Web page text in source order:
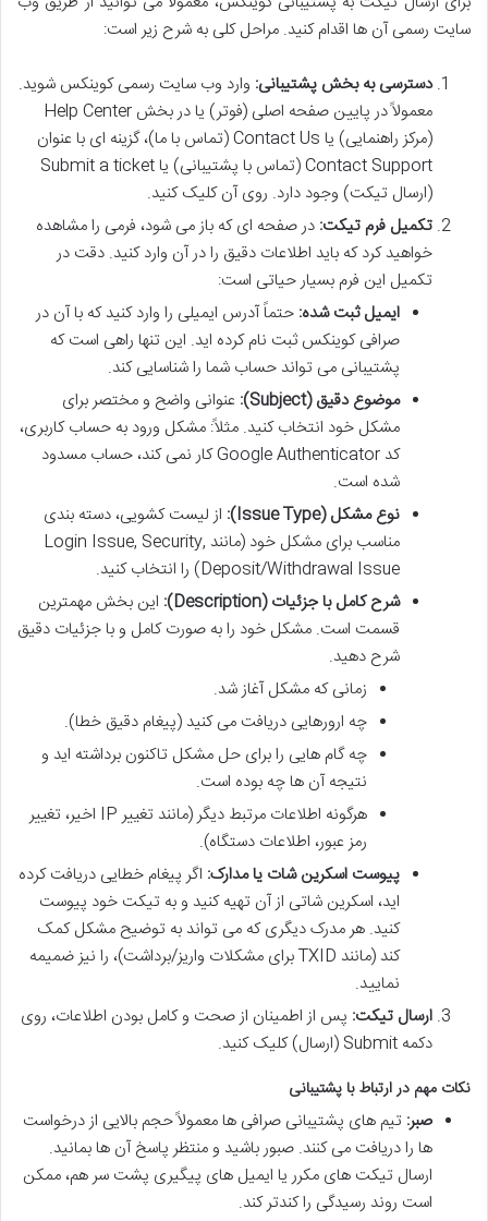
سایت رسمی آن ها اقدام کنید. مراحل کلی به شرح زیر است:
دسترسی به بخش پشتیبانی: وارد وب سایت رسمی کوینکس شوید.
معمولاً در پایین صفحه اصلی (فوتر) یا در بخش Help Center
(مرکز راهنمایی) یا Contact Us (تماس با ما)، گزینه ای با عنوان
Contact Support (تماس با پشتیبانی) یا Submit a ticket
(ارسال تیکت) وجود دارد. روی آن کلیک کنید.
تکمیل فرم تیکت: در صفحه ای که باز می شود، فرمی را مشاهده
خواهید کرد که باید اطلاعات دقیق را در آن وارد کنید. دقت در
تکمیل این فرم بسیار حیاتی است:
ایمیل ثبت شده: حتماً آدرس ایمیلی را وارد کنید که با آن در
صرافی کوینکس ثبت نام کرده اید. این تنها راهی است که
پشتیبانی می تواند حساب شما را شناسایی کند.
موضوع دقیق (Subject):
عنوانی واضح و مختصر برای
مشکل خود انتخاب کنید. مثلاً: مشکل ورود به حساب کاربری،
کد Google Authenticator کار نمی کند، حساب مسدود
شده است.
نوع مشکل (Issue Type):
از لیست کشویی، دسته بندی
مناسب برای مشکل خود (مانند Login Issue, Security,
Deposit/Withdrawal Issue) را انتخاب کنید.
شرح کامل با جزئیات (Description):
این بخش مهمترین
قسمت است. مشکل خود را به صورت کامل و با جزئیات دقیق
شرح دهید.
زمانی که مشکل آغاز شد.
چه ارورهایی دریافت می کنید (پیغام دقیق خطا).
چه گام هایی را برای حل مشکل تاکنون برداشته اید و
نتیجه آن ها چه بوده است.
هرگونه اطلاعات مرتبط دیگر (مانند تغییر IP اخیر، تغییر
رمز عبور، اطلاعات دستگاه).
پیوست اسکرین شات یا مدارک: اگر پیغام خطایی دریافت کرده
اید، اسکرین شاتی از آن تهیه کنید و به تیکت خود پیوست
کنید. هر مدرک دیگری که می تواند به توضیح مشکل کمک
کند (مانند TXID برای مشکلات واریز/برداشت)، را نیز ضمیمه
نمایید.
ارسال تیکت: پس از اطمینان از صحت و کامل بودن اطلاعات، روی
دکمه Submit (ارسال) کلیک کنید.
نکات مهم در ارتباط با پشتیبانی
صبر: تیم های پشتیبانی صرافی ها معمولاً حجم بالایی از درخواست
ها را دریافت می کنند. صبور باشید و منتظر پاسخ آن ها بمانید.
ارسال تیکت های مکرر یا ایمیل های پیگیری پشت سر هم، ممکن
است روند رسیدگی را کندتر کند.